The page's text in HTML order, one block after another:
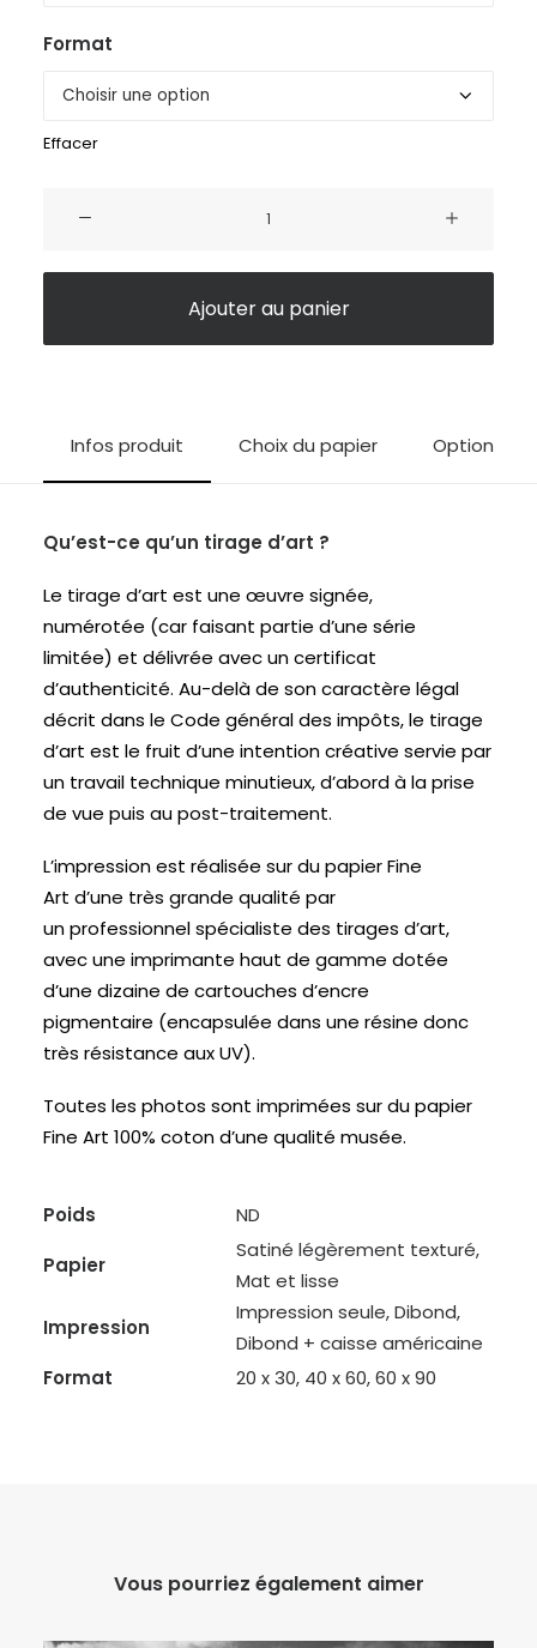
Format
Effacer
Ajouter au panier
Infos produit Choix du papier Options
Qu’est-ce qu’un tirage d’art ?
Le tirage d’art est une œuvre signée,
numérotée (car faisant partie d’une série
limitée) et délivrée avec un certificat
d’authenticité. Au-delà de son caractère légal
décrit dans le Code général des impôts, le tirage
d’art est le fruit d’une intention créative servie par
un travail technique minutieux, d’abord à la prise
de vue puis au post-traitement.
L’impression est réalisée sur du papier Fine
Art d’une très grande qualité par
un professionnel spécialiste des tirages d’art,
avec une imprimante haut de gamme dotée
d’une dizaine de cartouches d’encre
pigmentaire (encapsulée dans une résine donc
très résistance aux UV).
Toutes les photos sont imprimées sur du papier
Fine Art 100% coton d’une qualité musée.
Poids
ND
Papier
Satiné légèrement texturé,
Mat et lisse
Impression
Impression seule, Dibond,
Dibond + caisse américaine
Format
20 x 30, 40 x 60, 60 x 90
Vous pourriez également aimer